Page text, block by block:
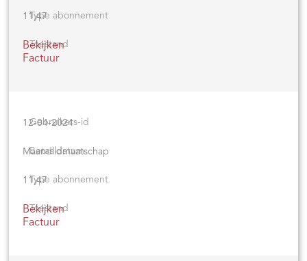
11,47
Bekijken
Factuur
12-04-2024
Maandlidmaatschap
11,47
Bekijken
Factuur